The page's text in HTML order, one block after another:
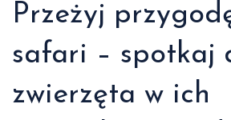
Przeżyj
safari – spotkaj
zwierzęta w ich